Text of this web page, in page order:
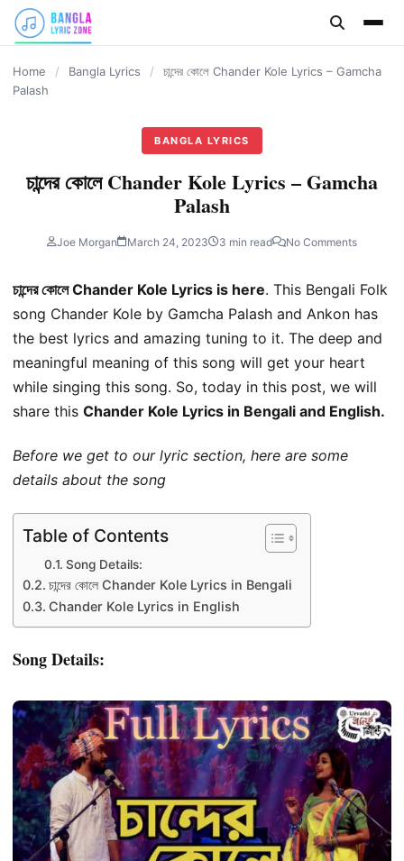
content
Home / Bangla Lyrics /
চান্দের কোলে Chander Kole Lyrics – Gamcha
Palash
BANGLA LYRICS
চান্দের কোলে Chander Kole Lyrics – Gamcha
Palash
Joe Morgan March 24, 2023 3 min read No Comments
চান্দের কোলে Chander Kole Lyrics is here. This Bengali Folk
song Chander Kole by Gamcha Palash and Ankon has
the best lyrics and amazing tuning to it. The deep and
meaningful meaning of this song will get your heart
while singing this song. So, today in this post, we will
share this Chander Kole Lyrics in Bengali and English.
Before we get to our lyric section, here are some
details about the song
Table of Contents
Song Details:
চান্দের কোলে Chander Kole Lyrics in Bengali
Chander Kole Lyrics in English
Song Details: